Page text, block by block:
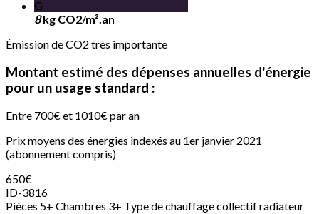
G
8kg CO2/m².an
Émission de CO2 très importante
Montant estimé des dépenses annuelles d'énergie
pour un usage standard :
Entre 700€ et 1010€ par an
Prix moyens des énergies indexés au 1er janvier 2021
(abonnement compris)
650€
ID-3816
Pièces 5+ Chambres 3+ Type de chauffagecollectif radiateur